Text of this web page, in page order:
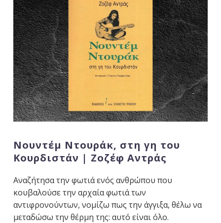
Νουντέμ Ντουράκ, στη γη του
Κουρδιστάν | Ζοζέφ Αντράς
Αναζήτησα την φωτιά ενός ανθρώπου που
κουβαλούσε την αρχαία φωτιά των
αντιφρονούντων, νομίζω πως την άγγιξα, θέλω να
μεταδώσω την θέρμη της: αυτό είναι όλο.